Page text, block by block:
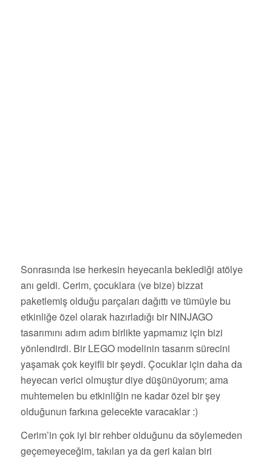
Sonrasında ise herkesin heyecanla beklediği atölye
anı geldi. Cerim, çocuklara (ve bize) bizzat
paketlemiş olduğu parçaları dağıttı ve tümüyle bu
etkinliğe özel olarak hazırladığı bir NINJAGO
tasarımını adım adım birlikte yapmamız için bizi
yönlendirdi. Bir LEGO modelinin tasarım sürecini
yaşamak çok keyifli bir şeydi. Çocuklar için daha da
heyecan verici olmuştur diye düşünüyorum; ama
muhtemelen bu etkinliğin ne kadar özel bir şey
olduğunun farkına gelecekte varacaklar :)
Cerim’in çok iyi bir rehber olduğunu da söylemeden
geçemeyeceğim, takılan ya da geri kalan biri